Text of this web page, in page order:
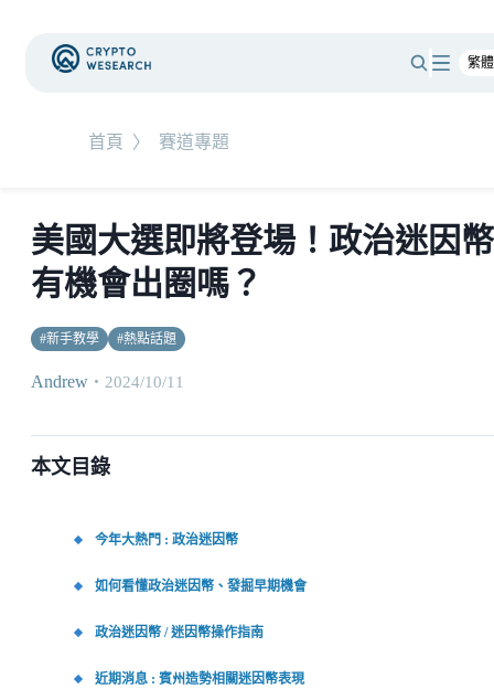
首頁 〉 賽道專題
美國大選即將登場！政治迷因幣
有機會出圈嗎？
#新手教學 #熱點話題
Andrew ・ 2024/10/11
本文目錄
今年大熱門 : 政治迷因幣
如何看懂政治迷因幣、發掘早期機會
政治迷因幣 / 迷因幣操作指南
近期消息 : 賓州造勢相關迷因幣表現